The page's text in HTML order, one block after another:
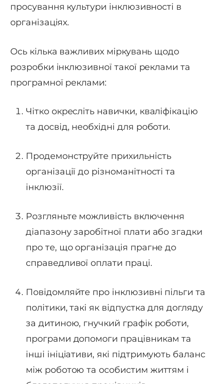
просування культури інклюзивності в
організаціях.
Ось кілька важливих міркувань щодо
розробки інклюзивної такої реклами та
програмної реклами:
Чітко окресліть навички, кваліфікацію
та досвід, необхідні для роботи.
Продемонструйте прихильність
організації до різноманітності та
інклюзії.
Розгляньте можливість включення
діапазону заробітної плати або згадки
про те, що організація прагне до
справедливої оплати праці.
Повідомляйте про інклюзивні пільги та
політики, такі як відпустка для догляду
за дитиною, гнучкий графік роботи,
програми допомоги працівникам та
інші ініціативи, які підтримують баланс
між роботою та особистим життям і